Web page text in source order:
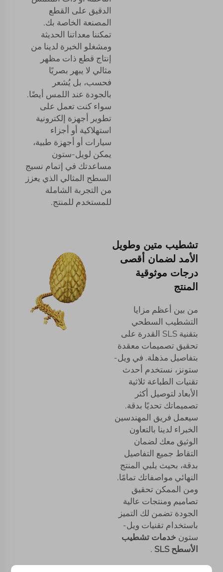
الدقيق على القطع
المصنعة الخاصة بك.
تمكننا معداتنا الحديثة
ومشغلو الخبرة لدينا من
إنتاج قطع ذات مظهر
مثالي لا يبهر بصريًا
فحسب، بل يُشعر
بالجودة عند اللمس أيضًا.
سواء كنت تعمل على
تطوير أجهزة إلكترونية
استهلاكية أو أجزاء
سيارات أو أجهزة طبية،
يمكن لويل-ستون
مساعدتك في إتمام نسيج
السطح المثالي الذي يعزز
من التجربة الشاملة
للمستخدم للمنتج.
تشطيب متين وطويل
الأمد لضمان أقصى
درجات موثوقية
المنتج
من بين أعظم مزايا
التشطيب السطحي
بتقنية SLS القدرة على
تحقيق تصميمات معقدة
بتفاصيل مذهلة. في ويل-
ستونز، نستخدم أحدث
تقنيات الطباعة ثلاثية
الأبعاد لتوصيل أكثر
تصميماتك تحديًا بدقة.
سيعمل فريق المهندسين
الخبراء لدينا بالتعاون
الوثيق معك لضمان
التقاط جميع التفاصيل
بدقة، بحيث يلبي المنتج
النهائي مواصفاتك تمامًا.
ومن الممكن تحقيق
تصاميم ومنتجات عالية
الجودة تضمن لك التميز
باستخدام تقنيات ويل-
ستون خدمات تشطيب
الأسطح SLS
.